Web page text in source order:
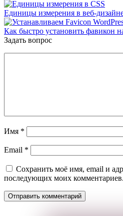
Единицы измерения в веб-
Как быстро установить фавикон
Задать вопрос
Имя *
Email *
Сохранить моё имя, email и
последующих моих комментариев.